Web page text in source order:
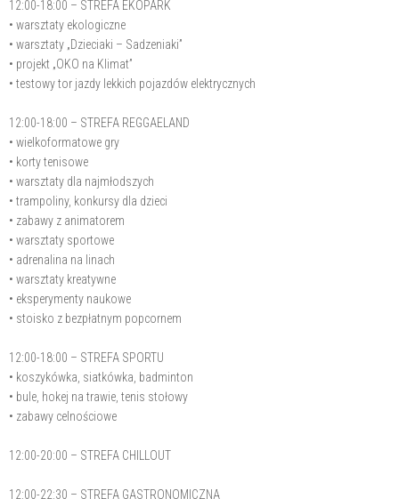
12:00-18:00 – STREFA EKOPARK
• warsztaty ekologiczne
• warsztaty „Dzieciaki – Sadzeniaki”
• projekt „OKO na Klimat”
• testowy tor jazdy lekkich pojazdów elektrycznych
12:00-18:00 – STREFA REGGAELAND
• wielkoformatowe gry
• korty tenisowe
• warsztaty dla najmłodszych
• trampoliny, konkursy dla dzieci
• zabawy z animatorem
• warsztaty sportowe
• adrenalina na linach
• warsztaty kreatywne
• eksperymenty naukowe
• stoisko z bezpłatnym popcornem
12:00-18:00 – STREFA SPORTU
• koszykówka, siatkówka, badminton
• bule, hokej na trawie, tenis stołowy
• zabawy celnościowe
12:00-20:00 – STREFA CHILLOUT
12:00-22:30 – STREFA GASTRONOMICZNA